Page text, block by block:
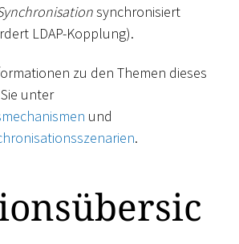
synchronisiert
LDAP-Kopplung).
zu den Themen dieses
unter
und
.